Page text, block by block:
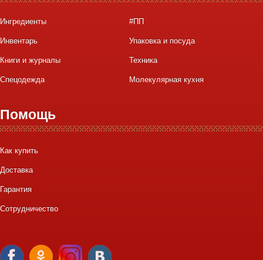
Ингредиенты #ПП
Инвентарь Упаковка и посуда
Книги и журналы Техника
Спецодежда Молекулярная кухня
Помощь
Как купить
Доставка
Гарантия
Сотрудничество